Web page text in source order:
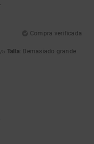
Compra verificada
/5 Talla: Demasiado grande